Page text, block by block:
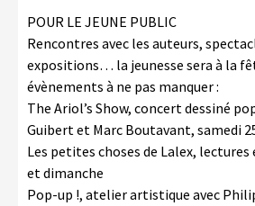
POUR LE JEUNE PUBLIC
Rencontres avec les auteurs,
expositions… la jeunesse sera à la
évènements à ne pas manquer :
The Ariol’s Show, concert dessiné
Guibert et Marc Boutavant, samedi
Les petites choses de Lalex,
et dimanche
Pop-up !, atelier artistique avec